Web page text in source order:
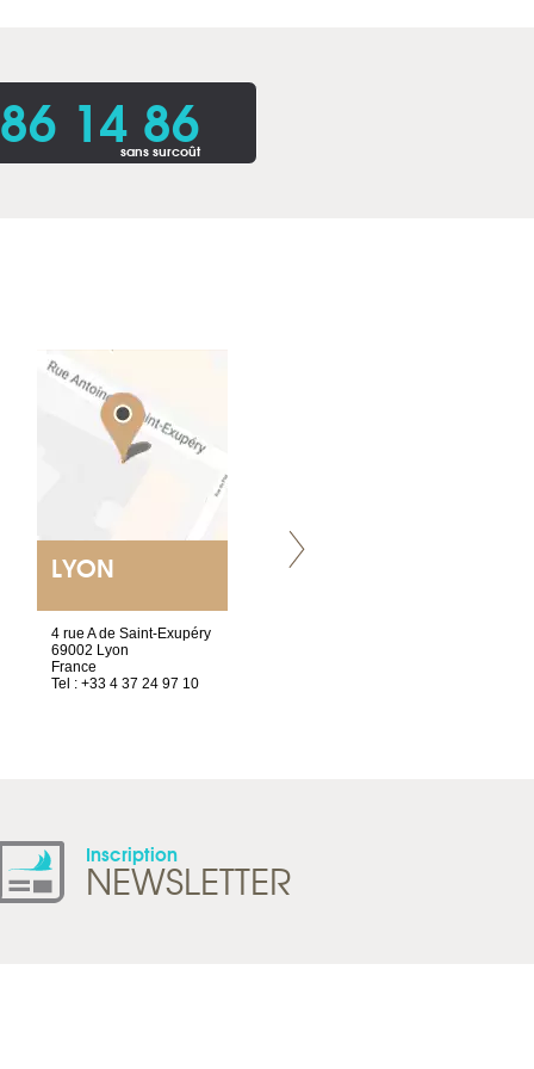
14 86
sans surcoût
LYON
4 rue A de Saint-Exupéry
69002 Lyon
France
Tel : +33 4 37 24 97 10
Inscription
NEWSLETTER